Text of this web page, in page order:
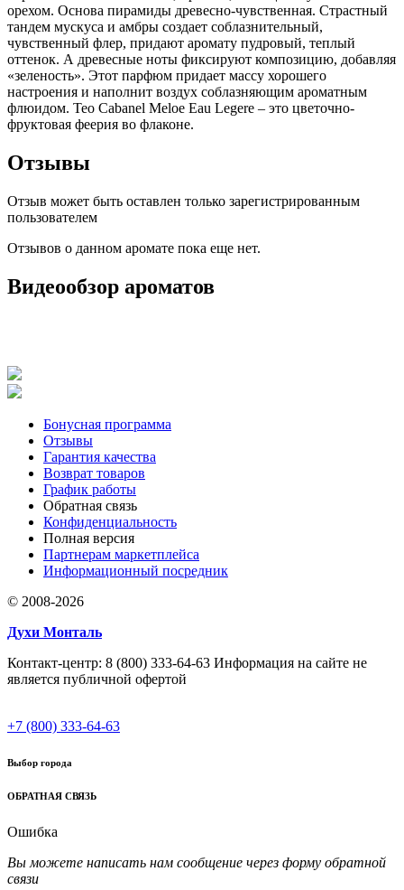
орехом. Основа пирамиды древесно-чувственная. Страстный
тандем мускуса и амбры создает соблазнительный,
чувственный флер, придают аромату пудровый, теплый
оттенок. А древесные ноты фиксируют композицию, добавляя
«зеленость». Этот парфюм придает массу хорошего
настроения и наполнит воздух соблазняющим ароматным
флюидом. Teo Cabanel Meloe Eau Legere – это цветочно-
фруктовая феерия во флаконе.
Отзывы
Отзыв может быть оставлен только зарегистрированным
пользователем
Отзывов о данном аромате пока еще нет.
Видеообзор ароматов
Бонусная программа
Отзывы
Гарантия качества
Возврат товаров
График работы
Обратная связь
Конфиденциальность
Полная версия
Партнерам маркетплейса
Информационный посредник
© 2008-2026
Духи Монталь
Контакт-центр: 8 (800) 333-64-63 Информация на сайте не
является публичной офертой
+7 (800) 333-64-63
Выбор города
ОБРАТНАЯ СВЯЗЬ
Ошибка
Вы можете написать нам сообщение через форму обратной
связи